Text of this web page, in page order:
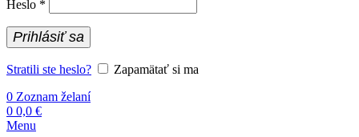
Heslo *
Prihlásiť sa
Stratili ste heslo?
Zapamätať si ma
0 Zoznam želaní
0 0,0 €
Menu